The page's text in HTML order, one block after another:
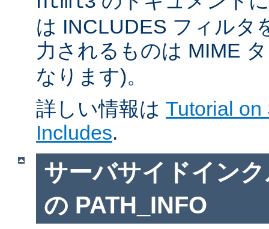
は INCLUDES フィルタ
力されるものは MIME
なります)。
詳しい情報は Tutorial on
Includes.
サーバサイドイン
の PATH_INFO